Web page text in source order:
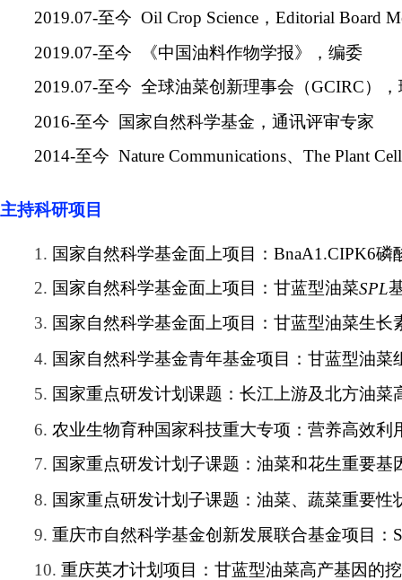
2019.07-至今 Oil Crop Science， Editorial Board
2019.07-至今
《中国油料作物学报》，编委
2019.07-至今 全球油菜创新理事会（GCIRC）
2016-至今
国家自然科学基金，通讯评审专家
2014-至今 Nature Communications、 The Plant Cell
主持科研项目
1. 国家自然科学基金面上项目： BnaA1.CIPK6磷
2. 国家自然科学基金面上项目：甘蓝型油菜SPL
3. 国家自然科学基金面上项目：甘蓝型油菜生
4. 国家自然科学基金青年基金项目：甘蓝型油
5. 国家重点研发计划课题：长江上游及北方油
6. 农业生物育种国家科技重大专项：营养高效利
7. 国家重点研发计划子课题：油菜和花生重要
8. 国家重点研发计划子课题：油菜、蔬菜重要性
9. 重庆市自然科学基金创新发展联合基金项目：
10. 重庆英才计划项目：甘蓝型油菜高产基因的